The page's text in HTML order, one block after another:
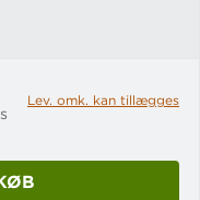
Lev. omk. kan tillægges